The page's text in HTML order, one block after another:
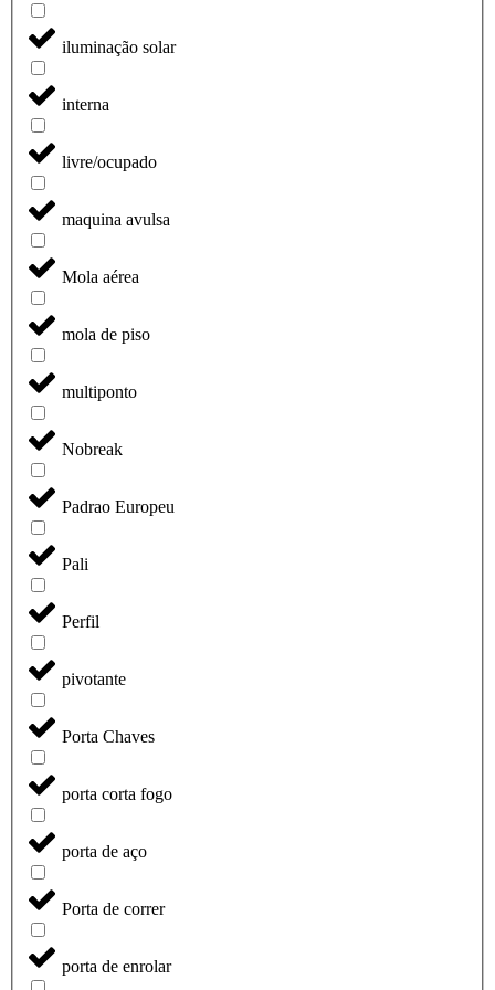
iluminação solar
interna
livre/ocupado
maquina avulsa
Mola aérea
mola de piso
multiponto
Nobreak
Padrao Europeu
Pali
Perfil
pivotante
Porta Chaves
porta corta fogo
porta de aço
Porta de correr
porta de enrolar